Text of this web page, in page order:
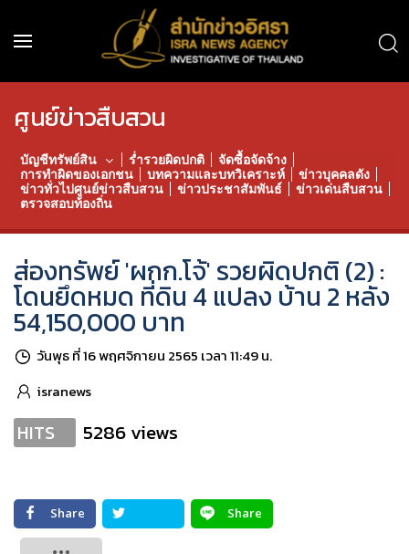
ศูนย์ข่าวสืบสวน
บัญชีทรัพย์สิน ร่ำรวยผิดปกติ
จัดซื้อจัดจ้าง
การทำผิดของเอกชน
บทความและบทวิเคราะห์
ข่าวบุคคลดัง
ข่าวทั่วไปศูนย์ข่าวสืบสวน
ข่าวประชาสัมพันธ์
ข่าวเด่นสืบสวน
ตรวจสอบท้องถิ่น
ส่องทรัพย์ 'ผกก.โจ้' รวยผิดปกติ (2) :
โดนยึดหมด ที่ดิน 4 แปลง บ้าน 2 หลัง
54,150,000 บาท
วันพุธ ที่ 16 พฤศจิกายน 2565 เวลา 11:49 น.
isranews
HITS 5286 views
Share
Share